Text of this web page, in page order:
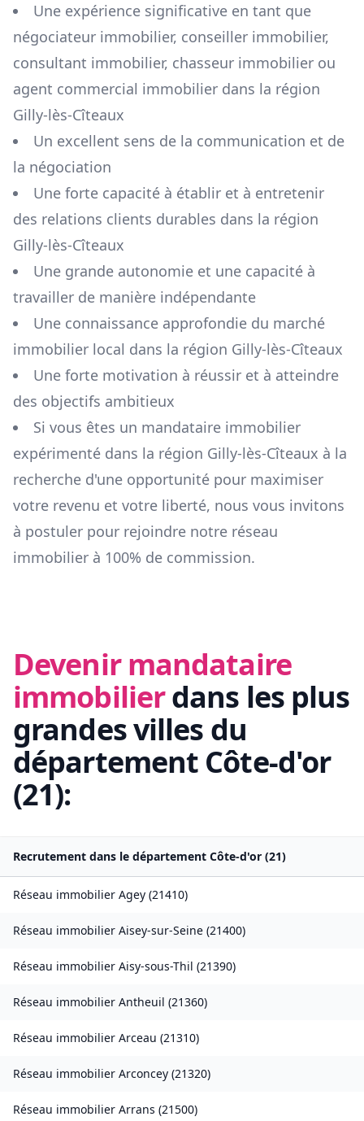
Une expérience significative en tant que
négociateur immobilier, conseiller immobilier,
consultant immobilier, chasseur immobilier ou
agent commercial immobilier dans la région
Gilly-lès-Cîteaux
Un excellent sens de la communication et de
la négociation
Une forte capacité à établir et à entretenir
des relations clients durables dans la région
Gilly-lès-Cîteaux
Une grande autonomie et une capacité à
travailler de manière indépendante
Une connaissance approfondie du marché
immobilier local dans la région Gilly-lès-Cîteaux
Une forte motivation à réussir et à atteindre
des objectifs ambitieux
Si vous êtes un mandataire immobilier
expérimenté dans la région Gilly-lès-Cîteaux à la
recherche d'une opportunité pour maximiser
votre revenu et votre liberté, nous vous invitons
à postuler pour rejoindre notre réseau
immobilier à 100% de commission.
Devenir mandataire
immobilierdans les plus
grandes villes du
département Côte-d'or
(21):
Recrutement dans le département Côte-d'or (21)
Réseau immobilier Agey (21410)
Réseau immobilier Aisey-sur-Seine (21400)
Réseau immobilier Aisy-sous-Thil (21390)
Réseau immobilier Antheuil (21360)
Réseau immobilier Arceau (21310)
Réseau immobilier Arconcey (21320)
Réseau immobilier Arrans (21500)